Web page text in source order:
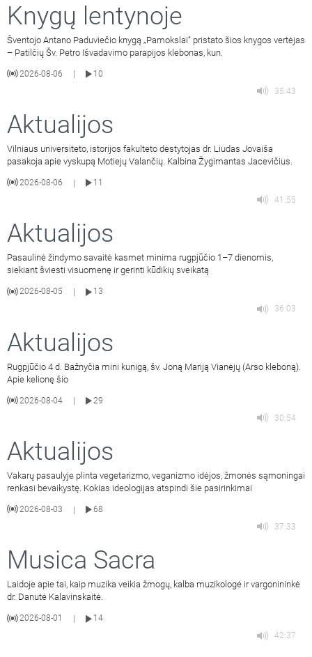
Knygų lentynoje
Šventojo Antano Paduviečio knygą „Pamokslai“ pristato šios knygos vertėjas
– Patilčių Šv. Petro Išvadavimo parapijos klebonas, kun.
2026-08-06
10
35:43
Aktualijos
Vilniaus universiteto, istorijos fakulteto dėstytojas dr. Liudas Jovaiša
pasakoja apie vyskupą Motiejų Valančių. Kalbina Žygimantas Jacevičius.
2026-08-06 |
11
41:55
Aktualijos
Pasaulinė žindymo savaitė kasmet minima rugpjūčio 1–7 dienomis,
siekiant šviesti visuomenę ir gerinti kūdikių sveikatą
2026-08-05
13
36:03
Aktualijos
Rugpjūčio 4 d. Bažnyčia mini kunigą, šv. Joną Mariją Vianėjų (Arso kleboną).
Apie kelionę šio
2026-08-04
29
30:54
Aktualijos
Vakarų pasaulyje plinta vegetarizmo, veganizmo idėjos, žmonės sąmoningai
renkasi bevaikystę. Kokias ideologijas atspindi šie pasirinkimai
2026-08-03 |
68
37:33
Musica Sacra
Laidoje apie tai, kaip muzika veikia žmogų, kalba muzikologė ir vargonininkė
dr. Danutė Kalavinskaitė.
2026-08-01
14
42:37